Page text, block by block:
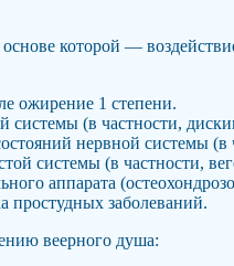
которой —
ожирение 1 степени.
системы (в частности,
нервной системы
системы (в частности,
аппарата
простудных заболеваний.
веерного душа: